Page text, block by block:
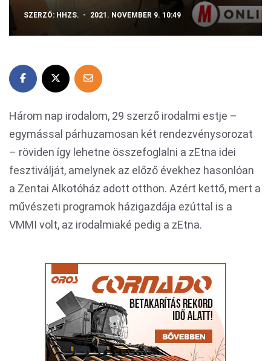
SZERZŐ: HHZS. 2021. NOVEMBER 9. 10:49
Három nap irodalom, 29 szerző irodalmi estje –
egymással párhuzamosan két rendezvénysorozat
– röviden így lehetne összefoglalni a zEtna idei
fesztiválját, amelynek az előző évekhez hasonlóan
a Zentai Alkotóház adott otthon. Azért kettő, mert a
művészeti programok házigazdája ezúttal is a
VMMI volt, az irodalmiaké pedig a zEtna.